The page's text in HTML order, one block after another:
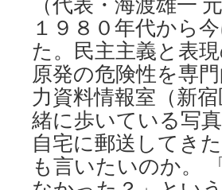
１９８０年代から
た。民主主義と表
原発の危険性を専
力資料情報室（新
緒に歩いている写
自宅に郵送してき
も言いたいのか。